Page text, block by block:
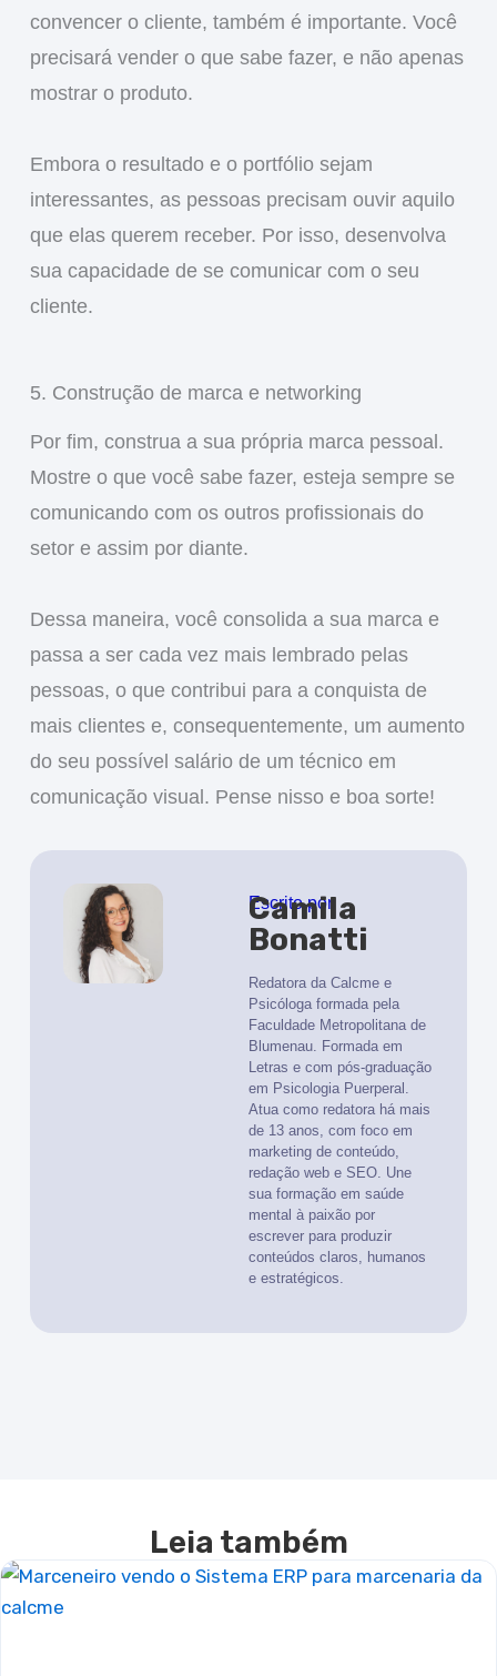
convencer o cliente, também é importante. Você
precisará vender o que sabe fazer, e não apenas
mostrar o produto.
Embora o resultado e o portfólio sejam
interessantes, as pessoas precisam ouvir aquilo
que elas querem receber. Por isso, desenvolva
sua capacidade de se comunicar com o seu
cliente.
5. Construção de marca e networking
Por fim, construa a sua própria marca pessoal.
Mostre o que você sabe fazer, esteja sempre se
comunicando com os outros profissionais do
setor e assim por diante.
Dessa maneira, você consolida a sua marca e
passa a ser cada vez mais lembrado pelas
pessoas, o que contribui para a conquista de
mais clientes e, consequentemente, um aumento
do seu possível salário de um técnico em
comunicação visual. Pense nisso e boa sorte!
Escrito por
Camila
Bonatti
Redatora da Calcme e
Psicóloga formada pela
Faculdade Metropolitana de
Blumenau. Formada em
Letras e com pós-graduação
em Psicologia Puerperal.
Atua como redatora há mais
de 13 anos, com foco em
marketing de conteúdo,
redação web e SEO. Une
sua formação em saúde
mental à paixão por
escrever para produzir
conteúdos claros, humanos
e estratégicos.
Leia também